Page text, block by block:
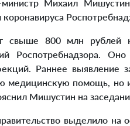
Михаил Мишустин
коронавируса
800 млн рублей
Роспотребнадзора. Оно
Раннее выявление
медицинскую помощь, но
Мишустин на
выделило на